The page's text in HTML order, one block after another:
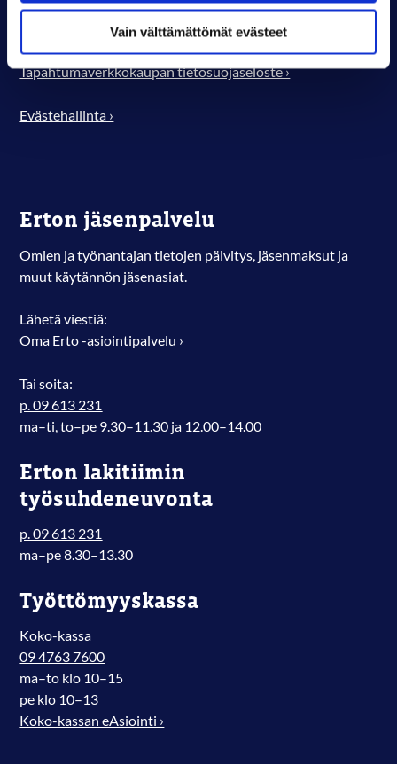
Vain välttämättömät evästeet
Verkkosivuston käyttöehdot ›
Jäsenrekisterin tietosuojaseloste ›
Tapahtumaverkkokaupan tietosuojaseloste ›
Evästehallinta ›
Erton jäsenpalvelu
Omien ja työnantajan tietojen päivitys, jäsenmaksut ja
muut käytännön jäsenasiat.
Lähetä viestiä:
Oma Erto -asiointipalvelu ›
Tai soita:
p. 09 613 231
ma–ti, to–pe 9.30–11.30 ja 12.00–14.00
Erton lakitiimin
työsuhdeneuvonta
p. 09 613 231
ma–pe 8.30–13.30
Työttömyyskassa
Koko-kassa
09 4763 7600
ma–to klo 10–15
pe klo 10–13
Koko-kassan eAsiointi ›